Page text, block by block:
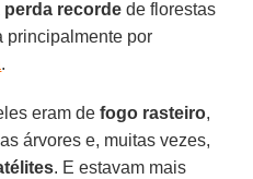
perda recorde de florestas
principalmente por
.
eram de fogo rasteiro,
árvores e, muitas vezes,
. E estavam mais